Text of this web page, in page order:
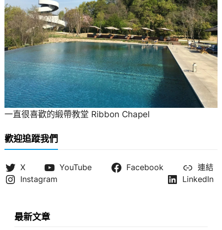
一直很喜歡的緞帶教堂 Ribbon Chapel
歡迎追蹤我們
X YouTube Facebook
連結
Instagram
LinkedIn
最新文章